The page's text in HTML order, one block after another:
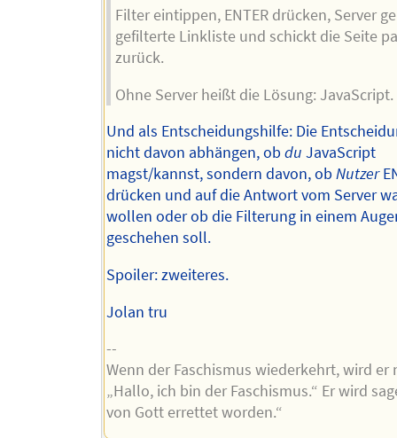
Filter eintippen, ENTER drücken, Server
gefilterte Linkliste und schickt die Seite
zurück.
Ohne Server heißt die Lösung: JavaScript.
Und als Entscheidungshilfe: Die
nicht davon abhängen, obdu JavaScript
magst/kannst, sondern davon, obNutzer
drücken und auf die Antwort vom Server
wollen oder ob die Filterung in einem
geschehen soll.
Spoiler: zweiteres.
Jolan tru
--
Wenn der Faschismus wiederkehrt, wird er
„Hallo, ich bin der Faschismus.“ Er wird
von Gott errettet worden.“